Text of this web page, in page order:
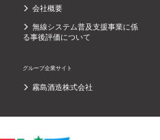
会社概要
無線システム普及支援事業に係
る事後評価について
グループ企業サイト
霧島酒造株式会社